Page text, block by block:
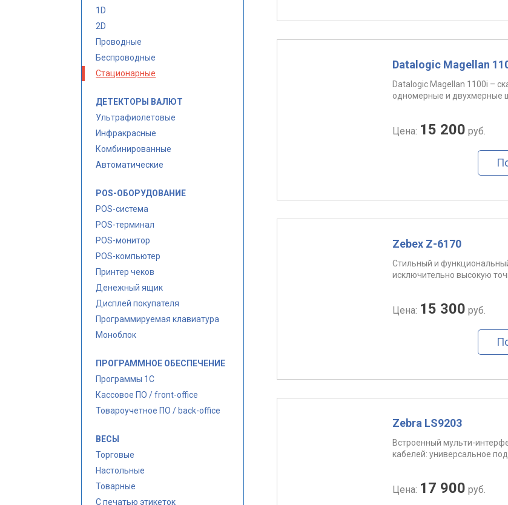
1D
2D
Проводные
Беспроводные
Стационарные
ДЕТЕКТОРЫ ВАЛЮТ
Ультрафиолетовые
Инфракрасные
Комбинированные
Автоматические
POS-ОБОРУДОВАНИЕ
POS-система
POS-терминал
POS-монитор
POS-компьютер
Принтер чеков
Денежный ящик
Дисплей покупателя
Программируемая клавиатура
Моноблок
ПРОГРАММНОЕ ОБЕСПЕЧЕНИЕ
Программы 1С
Кассовое ПО / front-office
Товароучетное ПО / back-office
ВЕСЫ
Торговые
Настольные
Товарные
С печатью этикеток
Datalogic Magellan
Datalogic Magellan 1100i –
одномерные и двухмерные
Цена: 15 200 руб.
Zebex Z-6170
Стильный и
исключительно высокую
Цена: 15 300 руб.
Zebra LS9203
Встроенный мульти-
кабелей: универсальное
Цена: 17 900 руб.